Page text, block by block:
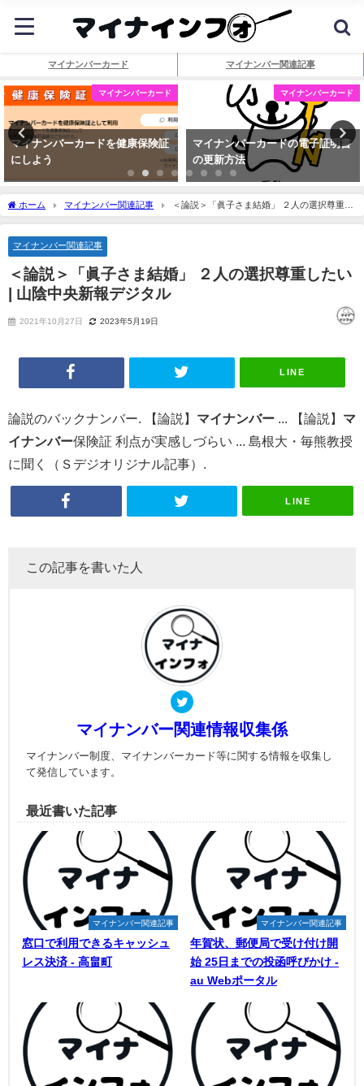
マイナンバーカード マイナンバー関連記事
マイナンバーカード
マイナンバーカードを健康保険証
にしよう
マイナンバーカード
マイナンバーカードの電子証明書
の更新方法
ホーム マイナンバー関連記事
＜論説＞「眞子さま結婚」 ２人の選択尊重し
たい | 山陰中央新報デジタル
マイナンバー関連記事
＜論説＞「眞子さま結婚」 ２人の選択尊重したい
| 山陰中央新報デジタル
2021年10月27日 2023年5月19日
LINE
論説のバックナンバー. 【論説】 マイナンバー ... 【論説】 マ
イナンバー保険証 利点が実感しづらい ... 島根大・毎熊教授
に聞く（Ｓデジオリジナル記事）.
LINE
この記事を書いた人
マイナンバー関連情報収集係
マイナンバー制度、マイナンバーカード等に関する情報を収集し
て発信しています。
最近書いた記事
マイナンバー関連記事
窓口で利用できるキャッシュ
レス決済 - 高畠町
マイナンバー関連記事
年賀状、郵便局で受け付け開
始 25日までの投函呼びかけ -
au Webポータル